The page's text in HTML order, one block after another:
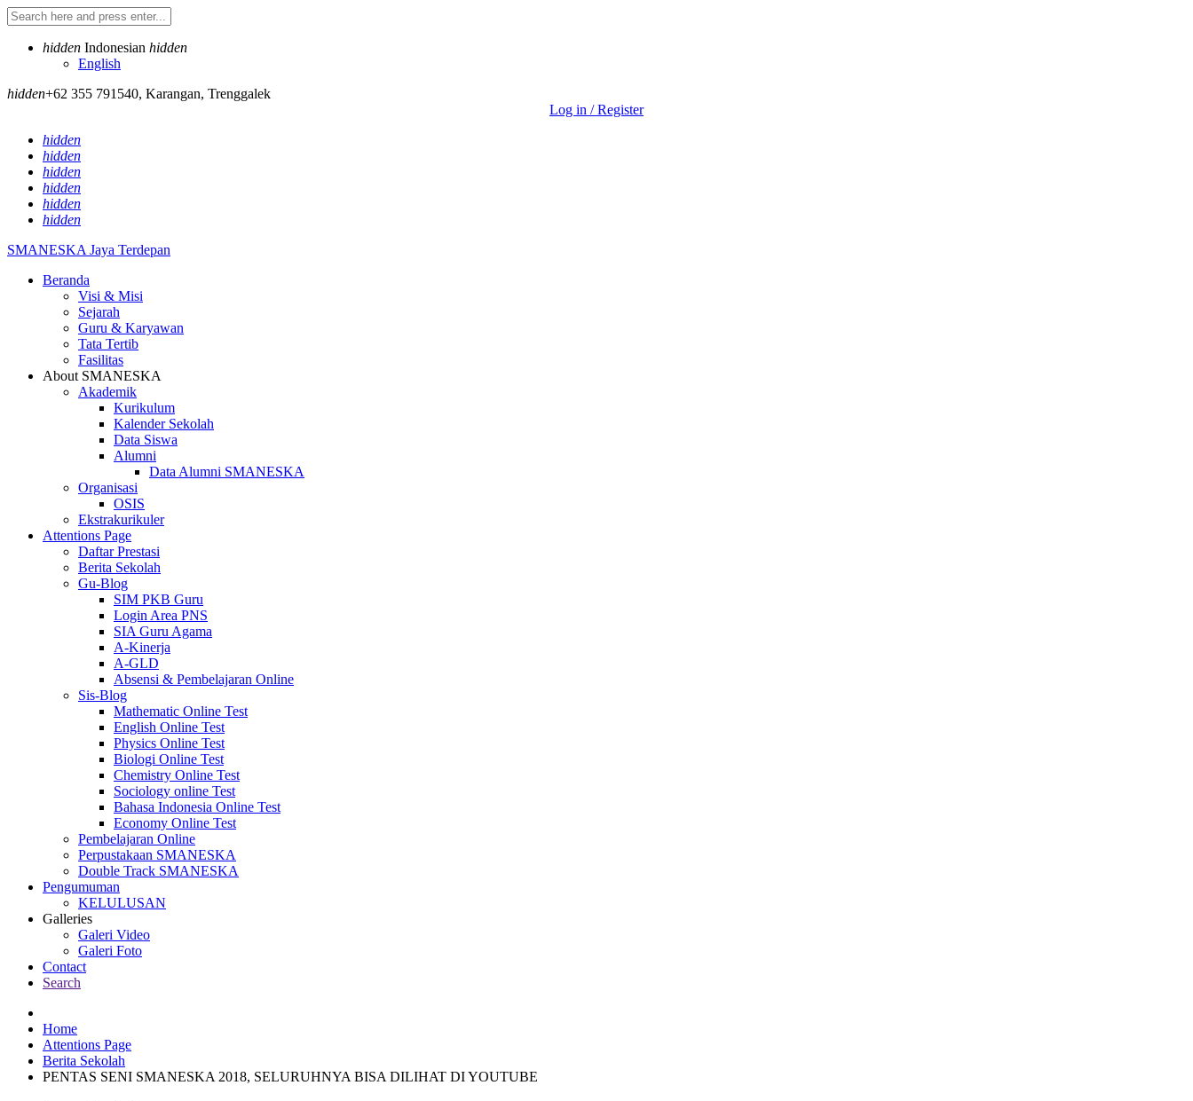
hidden Indonesian hidden
English
hidden+62 355 791540, Karangan, Trenggalek
Log in / Register
hidden
hidden
hidden
hidden
hidden
hidden
SMANESKA Jaya Terdepan
Beranda
Visi & Misi
Sejarah
Guru & Karyawan
Tata Tertib
Fasilitas
About SMANESKA
Akademik
Kurikulum
Kalender Sekolah
Data Siswa
Alumni
Data Alumni SMANESKA
Organisasi
OSIS
Ekstrakurikuler
Attentions Page
Daftar Prestasi
Berita Sekolah
Gu-Blog
SIM PKB Guru
Login Area PNS
SIA Guru Agama
A-Kinerja
A-GLD
Absensi & Pembelajaran Online
Sis-Blog
Mathematic Online Test
English Online Test
Physics Online Test
Biologi Online Test
Chemistry Online Test
Sociology online Test
Bahasa Indonesia Online Test
Economy Online Test
Pembelajaran Online
Perpustakaan SMANESKA
Double Track SMANESKA
Pengumuman
KELULUSAN
Galleries
Galeri Video
Galeri Foto
Contact
Search
Home
Attentions Page
Berita Sekolah
PENTAS SENI SMANESKA 2018, SELURUHNYA BISA DILIHAT DI YOUTUBE